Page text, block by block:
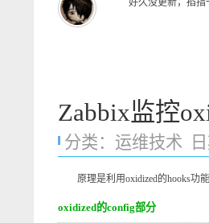
好久没更新，掐
Zabbix监控
分类： 运维技术
原理是利用oxidized的hooks功能
oxidized的config部分